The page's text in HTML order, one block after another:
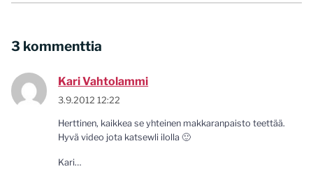
3 kommenttia
Kari Vahtolammi
3.9.2012 12:22
Herttinen, kaikkea se yhteinen makkaranpaisto teettää.
Hyvä video jota katsewli ilolla 🙂
Kari…